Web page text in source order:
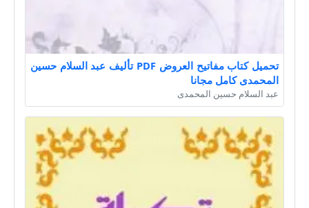
تحميل كتاب مفاتيح العروض PDF تأليف عبد السلام حسين
المحمدى كامل مجانا
عبد السلام حسين المحمدى